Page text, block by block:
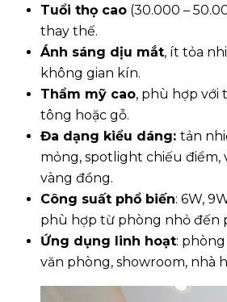
Tuổi thọ cao (30.000 –
thay thế.
Ánh sáng dịu mắt, ít tỏa
không gian kín.
Thẩm mỹ cao, phù hợp với
tông hoặc gỗ.
Đa dạng kiểu dáng: tản
mỏng, spotlight chiếu điểm,
vàng đồng.
Công suất phổ biến: 6W,
phù hợp từ phòng nhỏ đến
Ứng dụng linh hoạt:
văn phòng, showroom, nhà